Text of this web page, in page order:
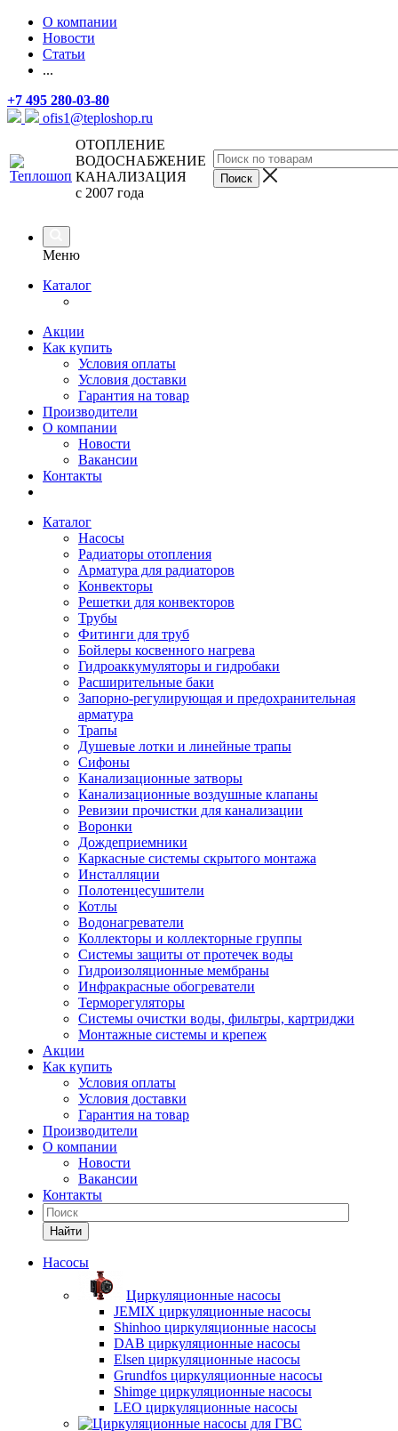
О компании
Новости
Статьи
...
+7 495 280-03-80
ofis1@teploshop.ru
ОТОПЛЕНИЕ
ВОДОСНАБЖЕНИЕ
КАНАЛИЗАЦИЯ
с 2007 года
Меню
Каталог
Акции
Как купить
Условия оплаты
Условия доставки
Гарантия на товар
Производители
О компании
Новости
Вакансии
Контакты
Каталог
Насосы
Радиаторы отопления
Арматура для радиаторов
Конвекторы
Решетки для конвекторов
Трубы
Фитинги для труб
Бойлеры косвенного нагрева
Гидроаккумуляторы и гидробаки
Расширительные баки
Запорно-регулирующая и предохранительная
арматура
Трапы
Душевые лотки и линейные трапы
Сифоны
Канализационные затворы
Канализационные воздушные клапаны
Ревизии прочистки для канализации
Воронки
Дождеприемники
Каркасные системы скрытого монтажа
Инсталляции
Полотенцесушители
Котлы
Водонагреватели
Коллекторы и коллекторные группы
Системы защиты от протечек воды
Гидроизоляционные мембраны
Инфракрасные обогреватели
Терморегуляторы
Системы очистки воды, фильтры, картриджи
Монтажные системы и крепеж
Акции
Как купить
Условия оплаты
Условия доставки
Гарантия на товар
Производители
О компании
Новости
Вакансии
Контакты
Найти
Насосы
Циркуляционные насосы
JEMIX циркуляционные насосы
Shinhoo циркуляционные насосы
DAB циркуляционные насосы
Elsen циркуляционные насосы
Grundfos циркуляционные насосы
Shimge циркуляционные насосы
LEO циркуляционные насосы